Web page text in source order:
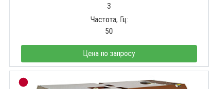
3
Частота, Гц:
50
Цена по запросу